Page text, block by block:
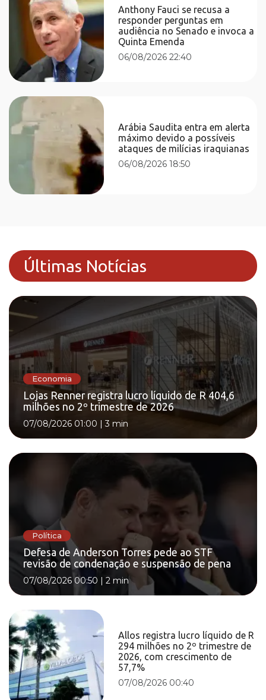
Anthony Fauci se recusa a
responder perguntas em
audiência no Senado e invoca a
Quinta Emenda
06/08/2026 22:40
Arábia Saudita entra em alerta
máximo devido a possíveis
ataques de milícias iraquianas
06/08/2026 18:50
Últimas Notícias
Economia
Lojas Renner registra lucro líquido de R 404,6
milhões no 2º trimestre de 2026
07/08/2026 01:00 |3 min
Política
Defesa de Anderson Torres pede ao STF
revisão de condenação e suspensão de pena
07/08/2026 00:50 | 2 min
Allos registra lucro líquido de R
294 milhões no 2º trimestre de
2026, com crescimento de
57,7%
07/08/2026 00:40